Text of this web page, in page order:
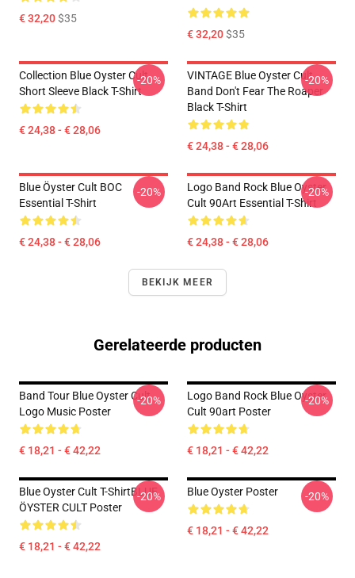
€ 32,20$35
€ 32,20$35
Collection Blue Oyster Cult
Short Sleeve Black T-Shirt
€ 24,38 - € 28,06
-20%
VINTAGE Blue Oyster Cult
Band Don't Fear The Roaper
Black T-Shirt
€ 24,38 - € 28,06
-20%
Blue Öyster Cult BOC
Essential T-Shirt
€ 24,38 - € 28,06
-20%
Logo Band Rock Blue Oyster
Cult 90Art Essential T-Shirt
€ 24,38 - € 28,06
-20%
BEKIJK MEER
Gerelateerde producten
Band Tour Blue Oyster Cult
Logo Music Poster
€ 18,21 - € 42,22
-20%
Logo Band Rock Blue Oyster
Cult 90art Poster
€ 18,21 - € 42,22
-20%
Blue Oyster Cult T-ShirtBLUE
ÖYSTER CULT Poster
€ 18,21 - € 42,22
-20% Blue Oyster Poster
€ 18,21 - € 42,22
-20%